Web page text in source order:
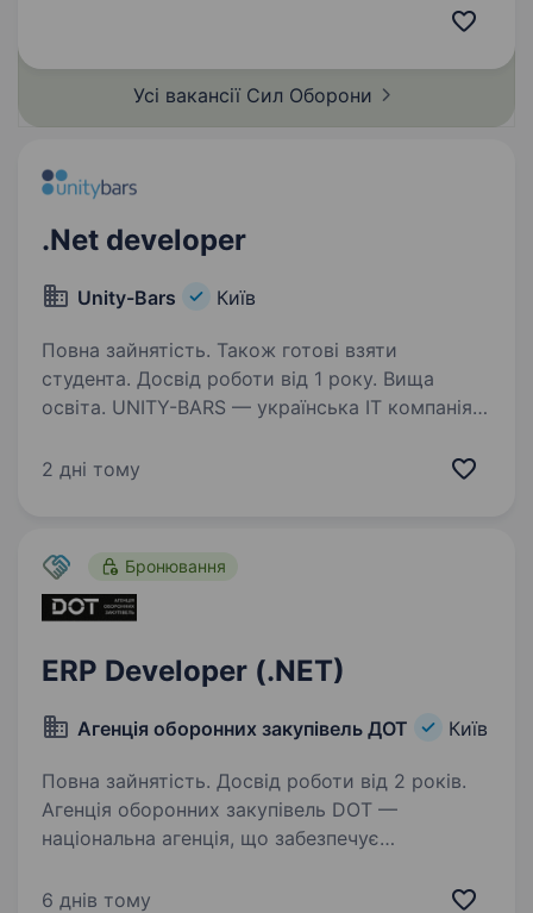
це перший у світі підрозділ «технологічного
професіоналів…
Усі вакансії Сил Оборони
.Net developer
Unity-Bars Київ
Повна зайнятість. Також готові взяти
студента. Досвід роботи від 1 року. Вища
освіта. UNITY-BARS — українська ІТ компанія,
та впровадженні банківського програмного
2 дні тому
Бронювання
ERP Developer (.NET)
Агенція оборонних закупівель ДОТ Київ
Повна зайнятість. Досвід роботи від 2 років.
Агенція оборонних закупівель DOT —
національна агенція, що забезпечує
та пально-мастильні матеріали для потреб
6 днів тому